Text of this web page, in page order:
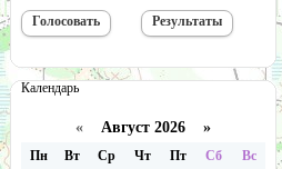
Календарь
« Август 2026 »
Пн Вт Ср Чт Пт Сб
Вс